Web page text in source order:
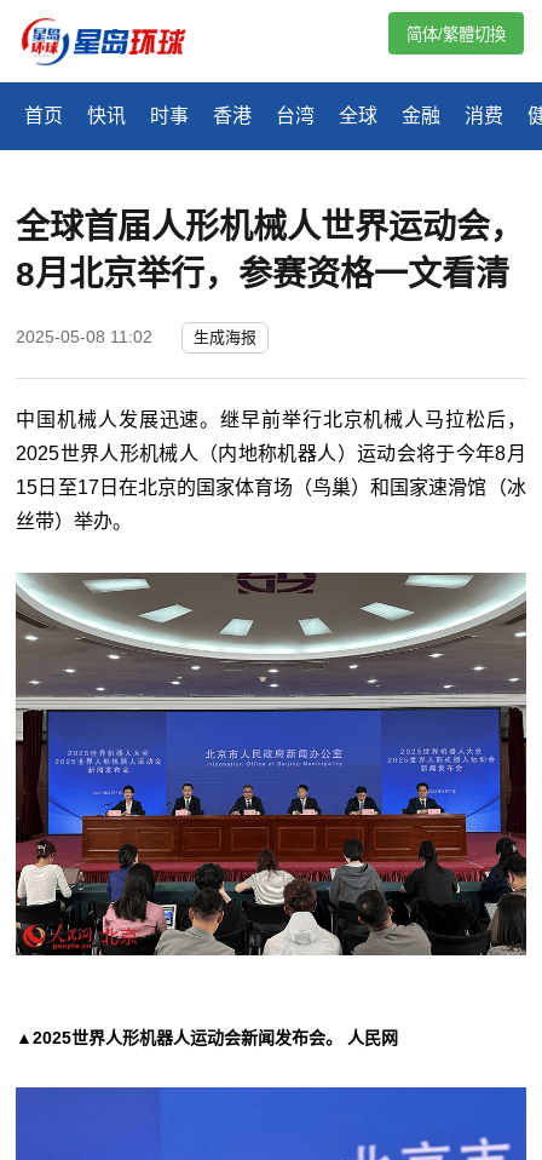
首页 快讯 时事 香港 台湾 全球 金融 消费
简体/繁體切換
全球首届人形机械人世界运动会，
8月北京举行，参赛资格一文看清
2025-05-08 11:02 生成海报
中国机械人发展迅速。继早前举行北京机械人马拉松后，
2025世界人形机械人（内地称机器人）运动会将于今年8月
15日至17日在北京的国家体育场（鸟巢）和国家速滑馆（冰
丝带）举办。
▲2025世界人形机器人运动会新闻发布会。 人民网